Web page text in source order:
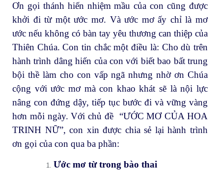
Ơn gọi thánh hiến nhiệm mầu của con cũng được
khởi đi từ một ước mơ. Và ước mơ ấy chỉ là mơ
ước nếu không có bàn tay yêu thương can thiệp của
Thiên Chúa. Con tin chắc một điều là: Cho dù trên
hành trình dâng hiến của con với biết bao bất trung
bội thề làm cho con vấp ngã nhưng nhờ ơn Chúa
cộng với ước mơ mà con khao khát sẽ là nội lực
nâng con đứng dậy, tiếp tục bước đi và vững vàng
hơn mỗi ngày. Với chủ đề “ƯỚC MƠ CỦA HOA
TRINH NỮ”, con xin được chia sẻ lại hành trình
ơn gọi của con qua ba phần:
Ước mơ từ trong bào thai